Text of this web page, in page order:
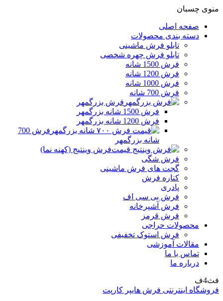
منوی چسبان
صفحه اصلی
دسته بندی محصولات
تابلو فرش ماشینی
تابلو فرش چهره شخصی
فرش 1500 شانه
فرش 1200 شانه
فرش 1000 شانه
فرش 700 شانه
فرش بزرگمهر
فرش 1500 شانه بزرگمهر
فرش 1200 شانه بزرگمهر
فرش 700
شانه بزرگمهر
فرش وینتیج (کهنه نما)
فرش شگی
گجت های فرش ماشینی
کناره فرش
پادری
فرش بی سی اف
فرش آشپرخانه
فرش قرمز
محصولات حراجی
فرش استوک تخفیفی
مقالات آموزشی
تماس با ما
درباره ما
فث4ف
فروشگاه اینترنتی فرش هایپر کارپت